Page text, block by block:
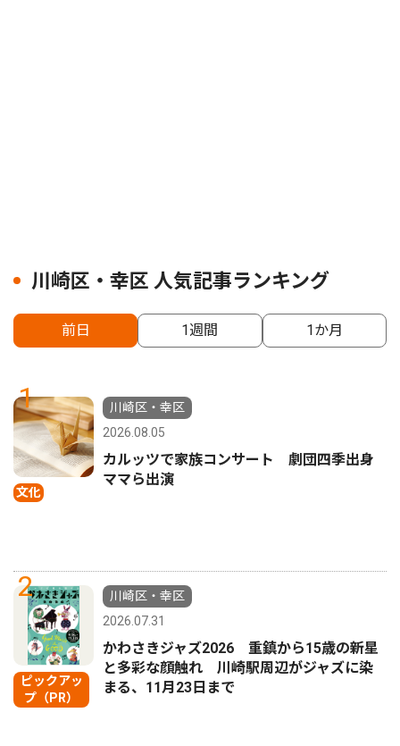
川崎区・幸区 人気記事ランキング
前日 1週間 1か月
1
文化
川崎区・幸区
2026.08.05
カルッツで家族コンサート 劇団四季出身
ママら出演
2
ピックアッ
プ（PR）
川崎区・幸区
2026.07.31
かわさきジャズ2026 重鎮から15歳の新星
と多彩な顔触れ 川崎駅周辺がジャズに染
まる、11月23日まで